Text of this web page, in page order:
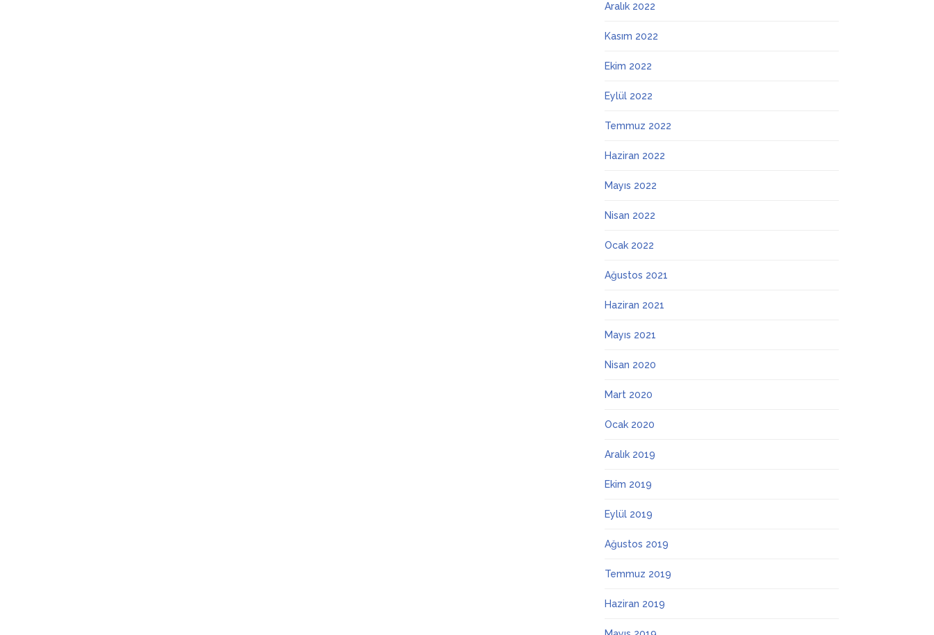
Aralık 2022
Kasım 2022
Ekim 2022
Eylül 2022
Temmuz 2022
Haziran 2022
Mayıs 2022
Nisan 2022
Ocak 2022
Ağustos 2021
Haziran 2021
Mayıs 2021
Nisan 2020
Mart 2020
Ocak 2020
Aralık 2019
Ekim 2019
Eylül 2019
Ağustos 2019
Temmuz 2019
Haziran 2019